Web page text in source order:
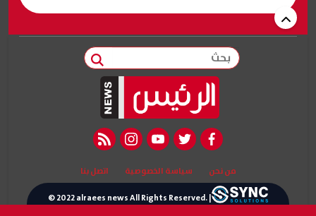
بحث
facebook
twitter
youtube
instagram
rss feed
من نحن سياسة الخصوصية اتصل بنا
© 2022 alraees news All Rights Reserved. |